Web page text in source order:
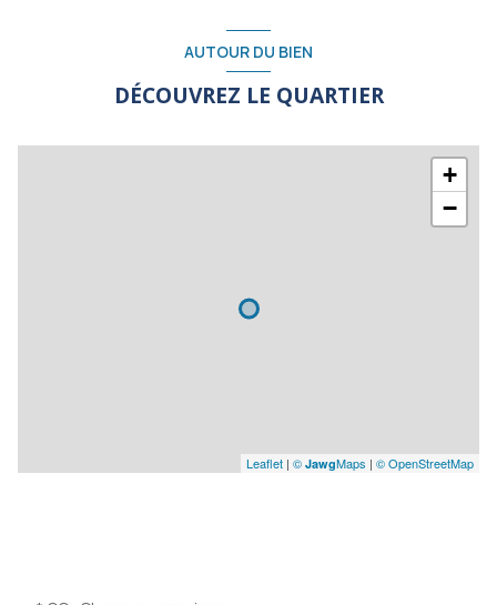
AUTOUR DU BIEN
DÉCOUVREZ LE QUARTIER
+
−
Leaflet | © JawgMaps | © OpenStreetMap